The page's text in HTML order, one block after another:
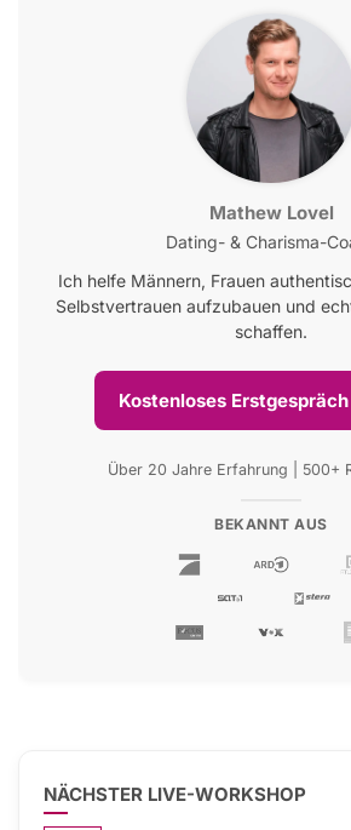
Mathew Lovel
Dating- & Charisma-
Ich helfe Männern, Frauen
Selbstvertrauen aufzubauen und
schaffen.
Kostenloses
Über 20 Jahre Erfahrung | 500+
BEKANNT AUS
NÄCHSTER LIVE-WORKSHOP